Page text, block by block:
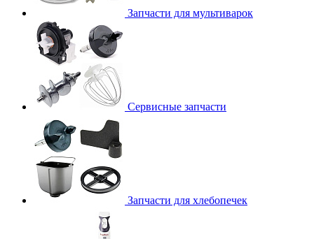
Запчасти для мультиварок
Сервисные запчасти
Запчасти для хлебопечек